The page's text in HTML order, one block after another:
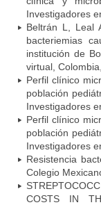
Investigadores
Beltrán L, Leal
bacteriemias
institución de
virtual,
Perfil clínico
población
Investigadores
Perfil clínico
población
Investigadores
Resistencia
Colegio
COSTS IN